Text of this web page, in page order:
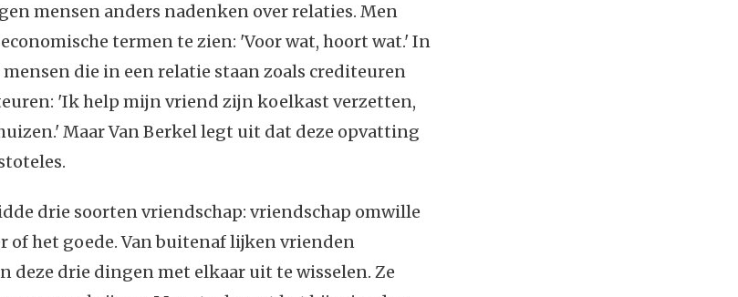
mensen anders nadenken over relaties. Men
termen te zien: 'Voor wat, hoort wat.' In
die in een relatie staan zoals crediteuren
'Ik help mijn vriend zijn koelkast verzetten,
Maar Van Berkel legt uit dat deze opvatting
drie soorten vriendschap: vriendschap omwille
of het goede. Van buitenaf lijken vrienden
deze drie dingen met elkaar uit te wisselen. Ze